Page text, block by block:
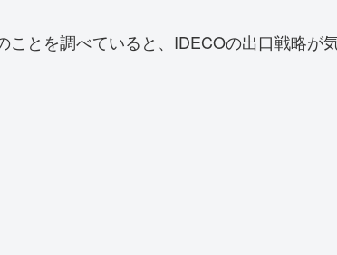
ことを調べていると、IDECOの出口戦略が